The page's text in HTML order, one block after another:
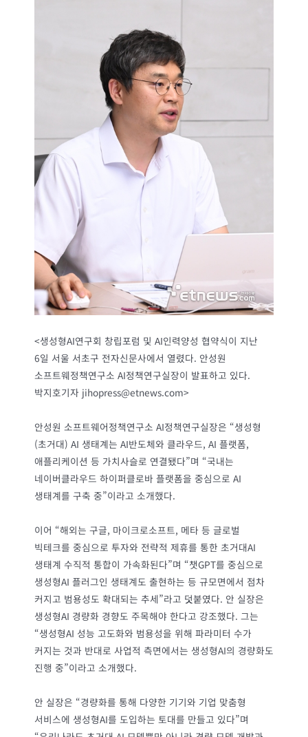
<생성형AI연구회 창립포럼 및 AI인력양성 협약식이 지난
6일 서울 서초구 전자신문사에서 열렸다. 안성원
소프트웨정책연구소 AI정책연구실장이 발표하고 있다.
박지호기자 jihopress@etnews.com>
안성원 소프트웨어정책연구소 AI정책연구실장은 “생성형
(초거대) AI 생태계는 AI반도체와 클라우드, AI 플랫폼,
애플리케이션 등 가치사슬로 연결됐다”며 “국내는
네이버클라우드 하이퍼클로바 플랫폼을 중심으로 AI
생태계를 구축 중”이라고 소개했다.
이어 “해외는 구글, 마이크로소프트, 메타 등 글로벌
빅테크를 중심으로 투자와 전략적 제휴를 통한 초거대AI
생태계 수직적 통합이 가속화된다”며 “챗GPT를 중심으로
생성형AI 플러그인 생태계도 출현하는 등 규모면에서 점차
커지고 범용성도 확대되는 추세”라고 덧붙였다. 안 실장은
생성형AI 경량화 경향도 주목해야 한다고 강조했다. 그는
“생성형AI 성능 고도화와 범용성을 위해 파라미터 수가
커지는 것과 반대로 사업적 측면에서는 생성형AI의 경량화도
진행 중”이라고 소개했다.
안 실장은 “경량화를 통해 다양한 기기와 기업 맞춤형
서비스에 생성형AI를 도입하는 토대를 만들고 있다”며